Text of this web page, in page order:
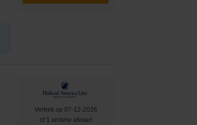
Vertrek op 07-12-2026
of 1 andere afvaart